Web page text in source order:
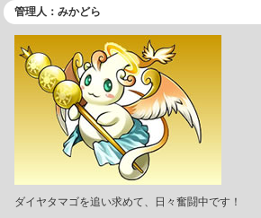
管理人：みかどら
ダイヤタマゴを追い求めて、日々奮闘中です！